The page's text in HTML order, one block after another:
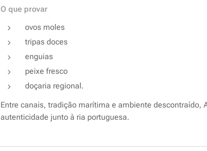
O que provar
ovos moles
tripas doces
enguias
peixe fresco
doçaria regional.
Entre canais, tradição marítima e ambiente descontraído,
autenticidade junto à ria portuguesa.